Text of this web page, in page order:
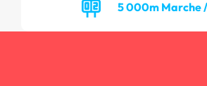
5 000m Marche